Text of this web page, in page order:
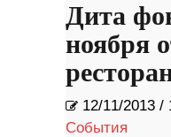
Дита
ноября
12/11/2013 /
События